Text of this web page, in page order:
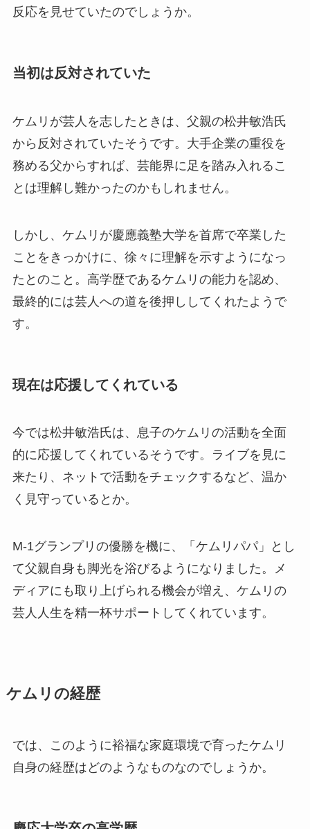
反応を見せていたのでしょうか。
当初は反対されていた
ケムリが芸人を志したときは、父親の松井敏浩氏
から反対されていたそうです。大手企業の重役を
務める父からすれば、芸能界に足を踏み入れるこ
とは理解し難かったのかもしれません。
しかし、ケムリが慶應義塾大学を首席で卒業した
ことをきっかけに、徐々に理解を示すようになっ
たとのこと。高学歴であるケムリの能力を認め、
最終的には芸人への道を後押ししてくれたようで
す。
現在は応援してくれている
今では松井敏浩氏は、息子のケムリの活動を全面
的に応援してくれているそうです。ライブを見に
来たり、ネットで活動をチェックするなど、温か
く見守っているとか。
M-1グランプリの優勝を機に、「ケムリパパ」とし
て父親自身も脚光を浴びるようになりました。メ
ディアにも取り上げられる機会が増え、ケムリの
芸人人生を精一杯サポートしてくれています。
ケムリの経歴
では、このように裕福な家庭環境で育ったケムリ
自身の経歴はどのようなものなのでしょうか。